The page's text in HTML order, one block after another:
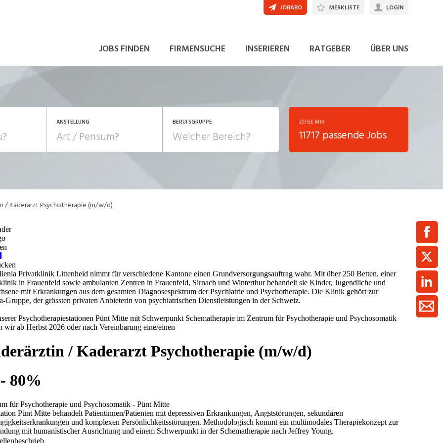
JOBS FINDEN FIRMENSUCHE INSERIEREN RATGEBER ÜBER UNS
JOBABO MERKLISTE LOGIN
ANSTELLUNG
Temporär (befristet)
BERUFSGRUPPE
Human Resources
Controlling, Treuhand,
Facility Management,
Anlagenbau, Produktion
Berufe, Kundendienst,
Körperpflege, Wellness
Elektronik, Optik Medizin, Gesundheitswesen,
Pflege
Handel, Kundenberatung,
ZEIGE MIR
11717 passende Jobs
/ Kaderarzt Psychotherapie (m/w/d)
JETZT BEWERBEN